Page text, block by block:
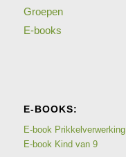
Groepen
E-books
E-BOOKS:
E-book Prikkelverwerking
E-book Kind van 9